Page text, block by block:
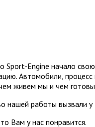
Sport-Engine начало
Автомобили,
живем мы и чем
нашей работы вызвали
Вам у нас понравится.